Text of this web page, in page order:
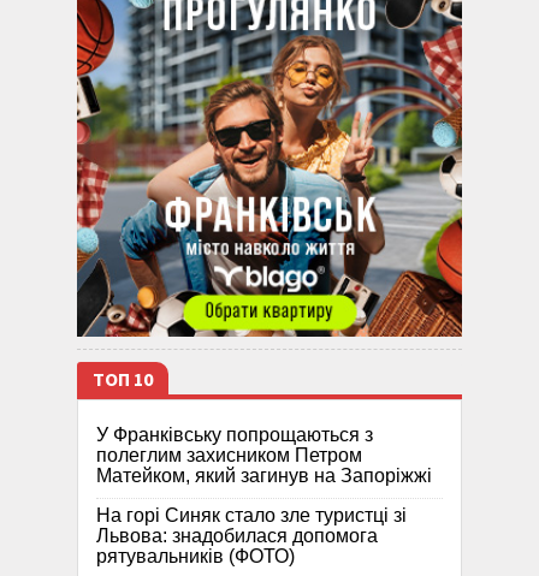
ТОП 10
У Франківську попрощаються з
полеглим захисником Петром
Матейком, який загинув на Запоріжжі
На горі Синяк стало зле туристці зі
Львова: знадобилася допомога
рятувальників (ФОТО)